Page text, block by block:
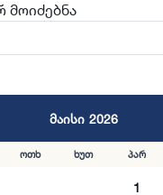
მოიძებნა
მაისი 2026
ოთხ ხუთ პარ
1